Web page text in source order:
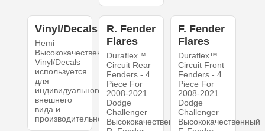
Vinyl/Decals
Hemi
Высококачественный
Vinyl/Decals
используется
для
индивидуального
внешнего
вида и
производительности.
R. Fender
Flares
Duraflex™
Circuit Rear
Fenders - 4
Piece For
2008-2021
Dodge
Challenger
Высококачественный
F. Fender
Flares
Duraflex™
Circuit Front
Fenders - 4
Piece For
2008-2021
Dodge
Challenger
Высококачественный